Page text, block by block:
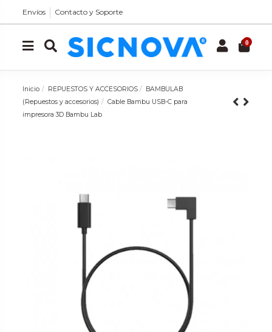
Envíos Contacto y Soporte
0
Inicio REPUESTOS Y ACCESORIOS
BAMBULAB
(Repuestos y accesorios)
Cable Bambu USB-C para
impresora 3D Bambu Lab